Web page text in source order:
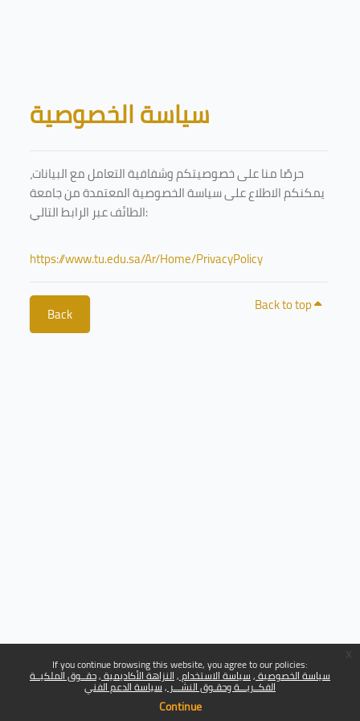
If you continue browsing this website, you agree to our policies:
سياسة الخصوصية سياسة الاستخدام النزاهة الأكاديمية حقــوق الملكيــة
الفكــريـــة وحقـوق النشـــر سياسة الدعم الفني
Continue
Blocks
سياسة الخصوصية
حرصًا منا على خصوصيتكم وشفافية التعامل مع البيانات،
يمكنكم الاطلاع على سياسة الخصوصية المعتمدة من جامعة
الطائف عبر الرابط التالي:
https://www.tu.edu.sa/Ar/Home/PrivacyPolicy
Back Back to top